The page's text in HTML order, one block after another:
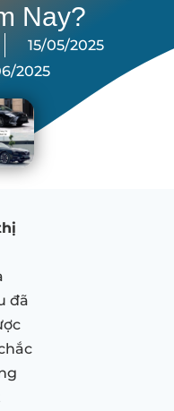
Nay?
15/05/2025
2025
đã